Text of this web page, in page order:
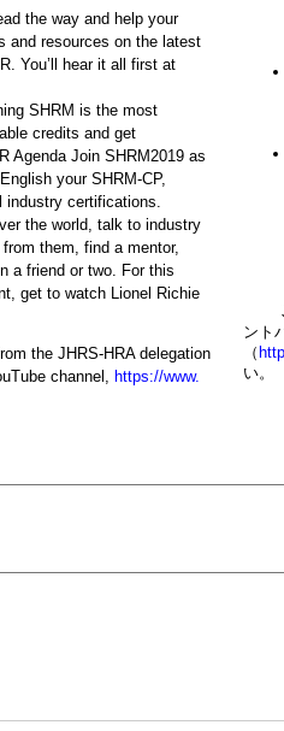
the way and help your
and resources on the latest
You’ll hear it all first at
SHRM is the most
credits and get
Agenda Join SHRM2019 as
your SHRM-CP,
certifications.
the world, talk to industry
them, find a mentor,
a friend or two. For this
get to watch Lionel Richie
the JHRS-HRA delegation
channel, https://www.
ント
（
い。